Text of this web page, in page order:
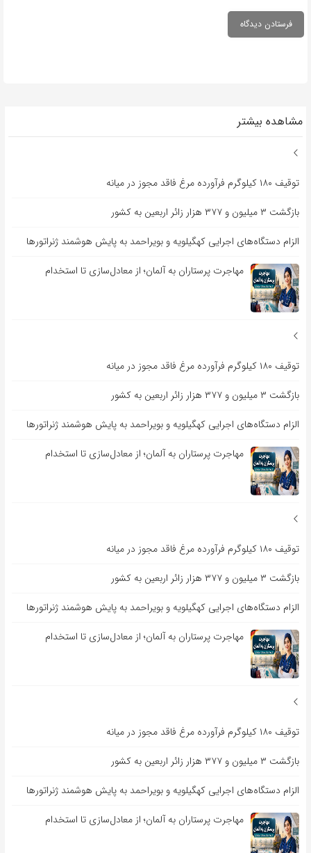
مشاهده بیشتر
توقیف ۱۸۰ کیلوگرم فرآورده مرغ فاقد مجوز در میانه
بازگشت ۳ میلیون و ۳۷۷ هزار زائر اربعین به کشور
الزام دستگاه‌های اجرایی کهگیلویه و بویراحمد به پایش هوشمند ژنراتورها
مهاجرت پرستاران به آلمان؛ از معادل‌سازی تا استخدام
توقیف ۱۸۰ کیلوگرم فرآورده مرغ فاقد مجوز در میانه
بازگشت ۳ میلیون و ۳۷۷ هزار زائر اربعین به کشور
الزام دستگاه‌های اجرایی کهگیلویه و بویراحمد به پایش هوشمند ژنراتورها
مهاجرت پرستاران به آلمان؛ از معادل‌سازی تا استخدام
توقیف ۱۸۰ کیلوگرم فرآورده مرغ فاقد مجوز در میانه
بازگشت ۳ میلیون و ۳۷۷ هزار زائر اربعین به کشور
الزام دستگاه‌های اجرایی کهگیلویه و بویراحمد به پایش هوشمند ژنراتورها
مهاجرت پرستاران به آلمان؛ از معادل‌سازی تا استخدام
توقیف ۱۸۰ کیلوگرم فرآورده مرغ فاقد مجوز در میانه
بازگشت ۳ میلیون و ۳۷۷ هزار زائر اربعین به کشور
الزام دستگاه‌های اجرایی کهگیلویه و بویراحمد به پایش هوشمند ژنراتورها
مهاجرت پرستاران به آلمان؛ از معادل‌سازی تا استخدام